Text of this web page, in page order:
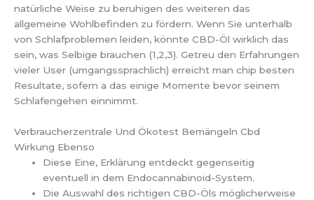
natürliche Weise zu beruhigen des weiteren das
allgemeine Wohlbefinden zu fördern. Wenn Sie unterhalb
von Schlafproblemen leiden, könnte CBD-Öl wirklich das
sein, was Selbige brauchen (1,2,3). Getreu den Erfahrungen
vieler User (umgangssprachlich) erreicht man chip besten
Resultate, sofern a das einige Momente bevor seinem
Schlafengehen einnimmt.
Verbraucherzentrale Und Ökotest Bemängeln Cbd
Wirkung Ebenso
Diese Eine, Erklärung entdeckt gegenseitig
eventuell in dem Endocannabinoid-System.
Die Auswahl des richtigen CBD-Öls möglicherweise